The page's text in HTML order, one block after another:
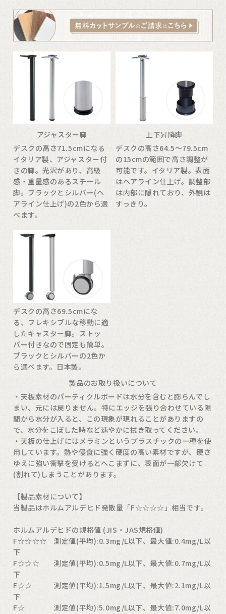
アジャスター脚
デスクの高さ71.5cmになる
イタリア製、アジャスター付
きの脚。光沢があり、高級
感・重量感のあるスチール
脚。ブラックとシルバー(ヘ
アライン仕上げ)の2色から選
べます。
上下昇降脚
デスクの高さ64.5〜79.5cm
の15cmの範囲で高さ調整が
可能です。イタリア製。表面
はヘアライン仕上げ。調整部
は内部に隠れており、外観は
すっきり。
デスクの高さ69.5cmにな
る、フレキシブルな移動に適
したキャスター脚。ストッ
パー付きなので固定も簡単。
ブラックとシルバーの2色か
ら選べます。日本製。
製品のお取り扱いについて
・天板素材のパーティクルボードは水分を含むと膨らんでし
まい、元には戻りません。特にエッジを張り合わせている隙
間から水分が入ると、この現象が現れることがありますの
で、水分をこぼした時など速やかに拭き取ってください。
・天板の仕上げにはメラミンというプラスチックの一種を使
用しています。熱や侵食に強く硬度の高い素材ですが、硬さ
ゆえに強い衝撃を受けるとへこまずに、表面が一部欠けて
(割れて)しまうことがあります。
【製品素材について】
当製品はホルムアルデヒド発散量「F☆☆☆☆」相当です。
ホルムアルデヒドの規格値 (JIS・JAS規格値)
F☆☆☆☆ 測定値(平均):0.3mg/L以下、最大値:0.4mg/L以
下
F☆☆☆ 測定値(平均):0.5mg/L以下、最大値:0.7mg/L以
下
F☆☆ 測定値(平均):1.5mg/L以下、最大値:2.1mg/L以
下
F☆ 測定値(平均):5.0mg/L以下、最大値:7.0mg/L以